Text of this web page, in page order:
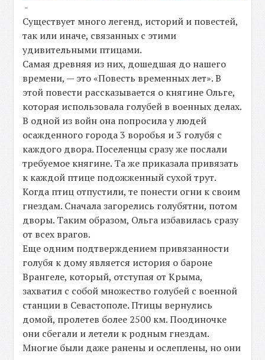
-
Существует много легенд, историй и повестей,
так или иначе, связанных с этими
удивительными птицами.
Самая древняя из них, дошедшая до нашего
времени, — это «Повесть временных лет». В
этой повести рассказывается о княгине Ольге,
которая использовала голубей в военных делах.
В одной из войн она попросила у людей
осажденного города 3 воробья и 3 голубя с
каждого двора. Поселенцы сразу же послали
требуемое княгине. Та же приказала привязать
к каждой птице подожженный сухой трут.
Когда птиц отпустили, те понести огни к своим
гнездам. Сначала загорелись голубятни, потом
дворы. Таким образом, Ольга избавилась сразу
от всех врагов.
Еще одним подтверждением привязанности
голубя к дому является история о бароне
Врангеле, который, отступая от Крыма,
захватил с собой множество голубей с военной
станции в Севастополе. Птицы вернулись
домой, пролетев более 2500 км. Поодиночке
они сбегали и летели к родным гнездам.
Многие были даже ранены и ослеплены, но они